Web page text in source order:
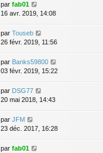
par fab01
16 avr. 2019, 14:08
par Touseb
26 févr. 2019, 11:56
par Banks59800
03 févr. 2019, 15:22
par DSG77
20 mai 2018, 14:43
par JFM
23 déc. 2017, 16:28
par fab01